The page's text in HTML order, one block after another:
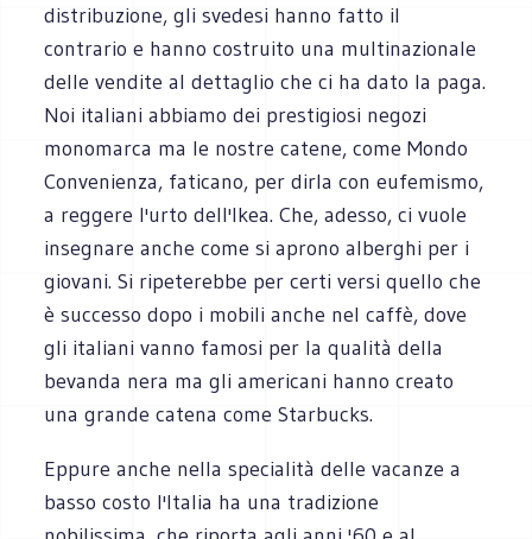
distribuzione, gli svedesi hanno fatto il
contrario e hanno costruito una multinazionale
delle vendite al dettaglio che ci ha dato la paga.
Noi italiani abbiamo dei prestigiosi negozi
monomarca ma le nostre catene, come Mondo
Convenienza, faticano, per dirla con eufemismo,
a reggere l'urto dell'Ikea. Che, adesso, ci vuole
insegnare anche come si aprono alberghi per i
giovani. Si ripeterebbe per certi versi quello che
è successo dopo i mobili anche nel caffè, dove
gli italiani vanno famosi per la qualità della
bevanda nera ma gli americani hanno creato
una grande catena come Starbucks.
Eppure anche nella specialità delle vacanze a
basso costo l'Italia ha una tradizione